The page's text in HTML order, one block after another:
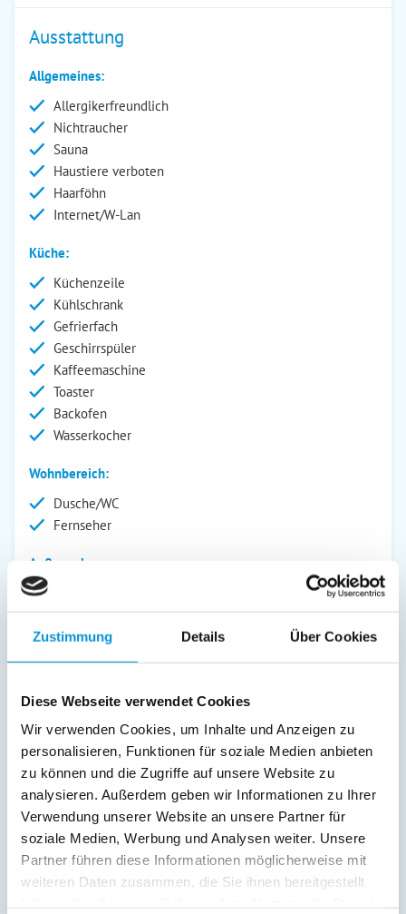
Zustimmung Details Über Cookies
Diese Webseite verwendet Cookies
Wir verwenden Cookies, um Inhalte und Anzeigen zu
personalisieren, Funktionen für soziale Medien anbieten
zu können und die Zugriffe auf unsere Website zu
analysieren. Außerdem geben wir Informationen zu Ihrer
Verwendung unserer Website an unsere Partner für
soziale Medien, Werbung und Analysen weiter. Unsere
Partner führen diese Informationen möglicherweise mit
weiteren Daten zusammen, die Sie ihnen bereitgestellt
Ausstattung
Allgemeines:
Allergikerfreundlich
Nichtraucher
Sauna
Haustiere verboten
Haarföhn
Internet/W-Lan
Küche:
Küchenzeile
Kühlschrank
Gefrierfach
Geschirrspüler
Kaffeemaschine
Toaster
Backofen
Wasserkocher
Wohnbereich:
Dusche/WC
Fernseher
Außenanlage:
Service:
Bettwäsche inkl.
Handtücher inkl.
Verpflegung:
Beschreibung
Unsere Villa Oestereich liegt zentral im historischen Teil
von Binz und verfügt über in 2019 komplett neu gestaltete